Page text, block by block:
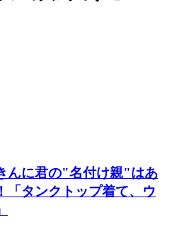
んに君の"名付け親"はあ
「タンクトップ着て、ウ